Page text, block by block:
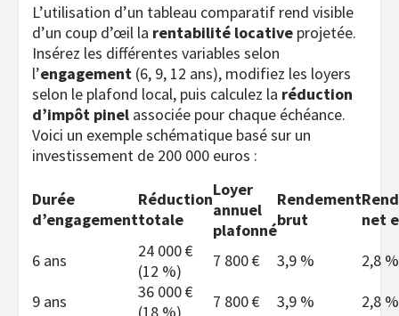
L’utilisation d’un tableau comparatif rend visible
d’un coup d’œil la rentabilité locative projetée.
Insérez les différentes variables selon
l’engagement (6, 9, 12 ans), modifiez les loyers
selon le plafond local, puis calculez la réduction
d’impôt pinel associée pour chaque échéance.
Voici un exemple schématique basé sur un
investissement de 200 000 euros :
Durée
d’engagement
Réduction
totale
Loyer
annuel
plafonné
Rendement
brut
net
6 ans
24 000 €
(12 %)
7 800 € 3,9 %
2,8 %
9 ans
36 000 €
(18 %)
7 800 € 3,9 %
2,8 %